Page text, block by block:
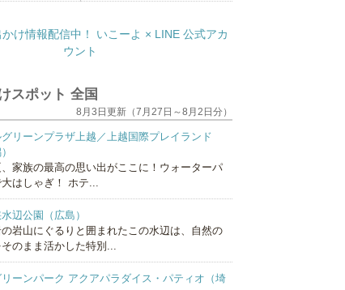
スポット 全国
8月3日更新（7月27日～8月2日分）
リーンプラザ上越／上越国際プレイランド
家族の最高の思い出がここに！ウォーターパ
はしゃぎ！ ホテ...
辺公園（広島）
岩山にぐるりと囲まれたこの水辺は、自然の
のまま活かした特別...
ーンパーク アクアパラダイス・パティオ（埼